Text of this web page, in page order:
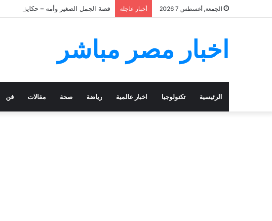
الجمعة, أغسطس 7 2026 أخبار عاجلة قصة الجمل الصغير وأمه – حكاية تعليمية
اخبار مصر مباشر
الرئيسية تكنولوجيا اخبار عالمية رياضة صحة مقالات فن